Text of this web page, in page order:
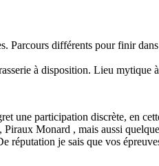
différents pour finir
à disposition. Lieu mytique
une participation discrète, en
Monard , mais aussi
je sais que vos